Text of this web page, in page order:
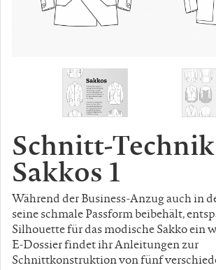
Schnitt-Technik
Sakkos 1
Während der Business-Anzug auch in
seine schmale Passform beibehält,
Silhouette für das modische Sakko ein
E-Dossier findet ihr Anleitungen zur
Schnittkonstruktion von fünf